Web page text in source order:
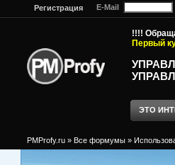
Регистрация E-Mail
!!!!
Первый
ЭТО
PMProfy.ru » Все формумы »